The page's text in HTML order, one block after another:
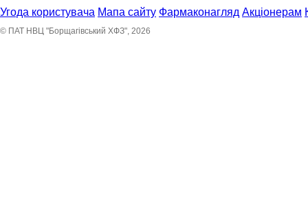
Угода користувача Мапа сайту Фармаконагляд Акціонерам
© ПАТ НВЦ "Борщагівський ХФЗ", 2026